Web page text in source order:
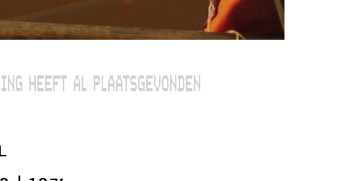
HEEFT AL PLAATSGEVONDEN